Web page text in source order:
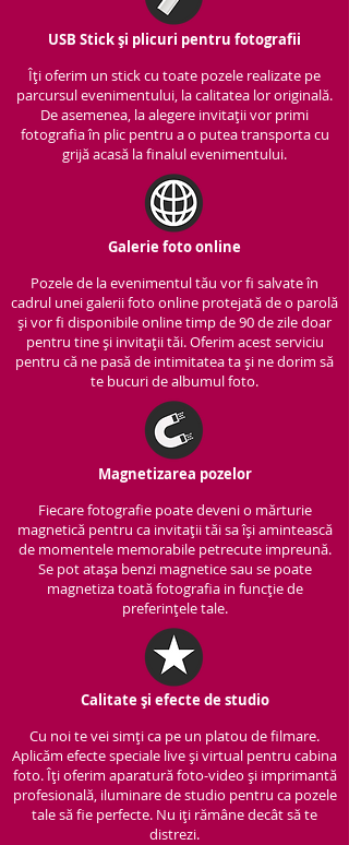
USB Stick și plicuri pentru fotografii
Îți oferim un stick cu toate pozele realizate pe
parcursul evenimentului, la calitatea lor originală.
De asemenea, la alegere invitații vor primi
fotografia în plic pentru a o putea transporta cu
grijă acasă la finalul evenimentului.
Galerie foto online
Pozele de la evenimentul tău vor fi salvate în
cadrul unei galerii foto online protejată de o parolă
și vor fi disponibile online timp de 90 de zile doar
pentru tine și invitații tăi. Oferim acest serviciu
pentru că ne pasă de intimitatea ta și ne dorim să
te bucuri de albumul foto.
Magnetizarea pozelor
Fiecare fotografie poate deveni o mărturie
magnetică pentru ca invitații tăi sa își amintească
de momentele memorabile petrecute impreună.
Se pot atașa benzi magnetice sau se poate
magnetiza toată fotografia in funcție de
preferințele tale.
Calitate și efecte de studio
Cu noi te vei simți ca pe un platou de filmare.
Aplicăm efecte speciale live și virtual pentru cabina
foto. Îți oferim aparatură foto-video și imprimantă
profesională, iluminare de studio pentru ca pozele
tale să fie perfecte. Nu iți rămâne decât să te
distrezi.